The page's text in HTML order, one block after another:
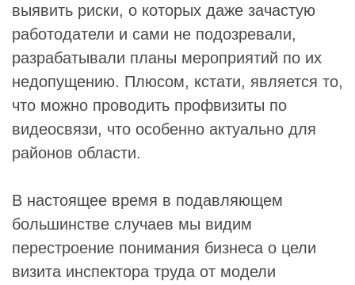
выявить риски, о которых даже зачастую
работодатели и сами не подозревали,
разрабатывали планы мероприятий по их
недопущению. Плюсом, кстати, является то,
что можно проводить профвизиты по
видеосвязи, что особенно актуально для
районов области.
В настоящее время в подавляющем
большинстве случаев мы видим
перестроение понимания бизнеса о цели
визита инспектора труда от модели